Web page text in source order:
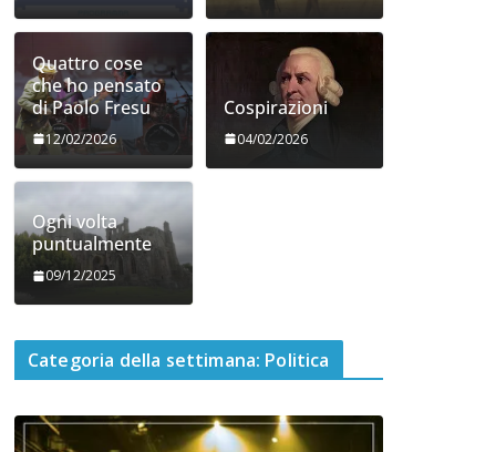
Quattro cose
che ho pensato
di Paolo Fresu
12/02/2026
Cospirazioni
04/02/2026
Ogni volta
puntualmente
09/12/2025
Categoria della settimana: Politica